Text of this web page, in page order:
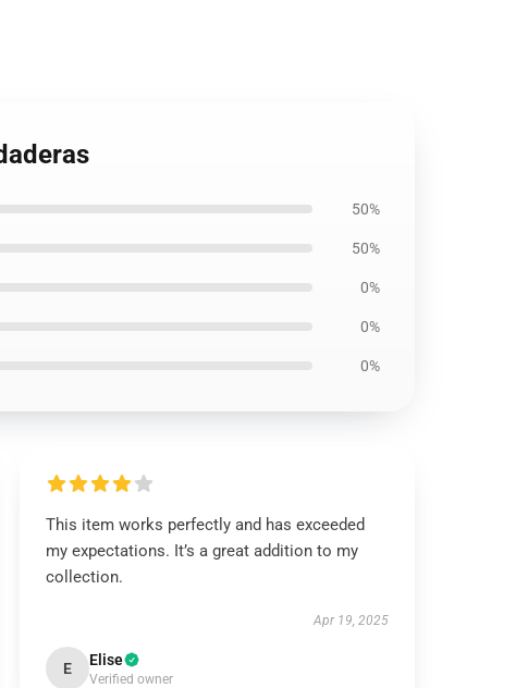
50%
50%
0%
0%
0%
This item works perfectly and has exceeded
my expectations. It’s a great addition to my
collection.
Apr 19, 2025
E Elise
Verified owner